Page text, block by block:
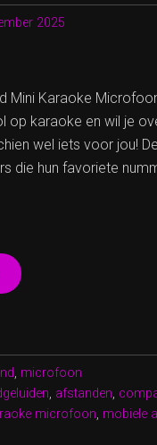
2025
Mini Karaoke
op karaoke en wil je
wel iets voor jou!
die hun favoriete
“ONTDEK
DE
KIKKERLAND
MINI
KARAOKE
, microfoon
, afstanden,
microfoon, mobiele